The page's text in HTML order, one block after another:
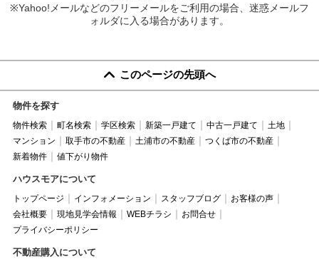
※Yahoo!メールなどのフリーメールをご利用の場合、迷惑メールフ
ォルダに入る場合があります。
このページの先頭へ
物件を探す
物件検索 町名検索 学区検索 新築一戸建て 中古一戸建て
土地
マンション
取手市の不動産 土浦市の不動産
つくば市の不動産
新着物件
値下がり物件
ハウスモアについて
トップページ インフォメーション スタッフブログ
お客様の声
会社概要
現地見学会情報 WEBチラシ
お問合せ
プライバシーポリシー
不動産購入について